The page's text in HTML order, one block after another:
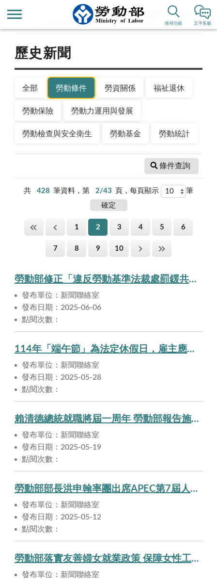
文字客服
搜尋功能
新聞公告
歷史新聞
全部 勞動條件 勞資關係 福祉退休
勞動保險 勞動力運用與發展
勞動檢查與安全衛生 勞動基金 勞動統計
條件查詢
共 428 筆資料，第 2/43 頁，每頁顯示 筆
1 2 3 4 5 6
7 8 9 10
勞動部修正「違反勞動基準法裁處罰鍰共通性原則」第4點規定，增列「經衛生福利部辦理醫院評鑑評定為『醫學中心』及『區域醫院』之醫院」為加重處罰對象，自114年8月1日起生效。
發布單位：新聞聯絡室
發布日期：2025-06-06
點閱次數：
114年「端午節」為法定休假日，雇主應依法給假並給薪。
發布單位：新聞聯絡室
發布日期：2025-05-28
點閱次數：
賴清德總統就職將屆一周年 勞動部報告施政成果 為「尊嚴勞動，友善職場」持續努力
發布單位：新聞聯絡室
發布日期：2025-05-19
點閱次數：
勞動部部長洪申翰率團出席APEC第7屆人力資源發展部長會議，接軌國際勞動趨勢，借鑑跨國勞動力政策
發布單位：新聞聯絡室
發布日期：2025-05-12
點閱次數：
勞動部落實友善婦女就業政策 保障女性工作者勞動權益
發布單位：新聞聯絡室